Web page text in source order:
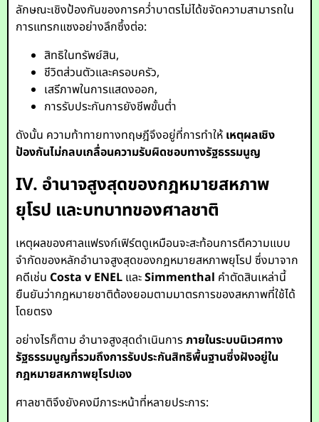
ลักษณะเชิงป้องกันของการคว่ำบาตรไม่ได้ขจัดความสามารถใน
การแทรกแซงอย่างลึกซึ้งต่อ:
สิทธิในทรัพย์สิน,
ชีวิตส่วนตัวและครอบครัว,
เสรีภาพในการแสดงออก,
การรับประกันการยังชีพขั้นต่ำ
ดังนั้น ความท้าทายทางทฤษฎีจึงอยู่ที่การทำให้ เหตุผลเชิง
ป้องกันไม่กลบเกลื่อนความรับผิดชอบทางรัฐธรรมนูญ
IV. อำนาจสูงสุดของกฎหมายสหภาพ
ยุโรป และบทบาทของศาลชาติ
เหตุผลของศาลแฟรงก์เฟิร์ตดูเหมือนจะสะท้อนการตีความแบบ
จำกัดของหลักอำนาจสูงสุดของกฎหมายสหภาพยุโรป ซึ่งมาจาก
คดีเช่น Costa v ENEL และSimmenthal คำตัดสินเหล่านี้
ยืนยันว่ากฎหมายชาติต้องยอมตามมาตรการของสหภาพที่ใช้ได้
โดยตรง
อย่างไรก็ตาม อำนาจสูงสุดดำเนินการภายในระบบนิเวศทาง
รัฐธรรมนูญที่รวมถึงการรับประกันสิทธิพื้นฐานซึ่งฝังอยู่ใน
กฎหมายสหภาพยุโรปเอง
ศาลชาติจึงยังคงมีภาระหน้าที่หลายประการ: